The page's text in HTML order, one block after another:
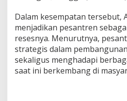
Dalam kesempatan tersebut,
menjadikan pesantren
resesnya. Menurutnya,
strategis dalam
sekaligus menghadapi
saat ini berkembang di